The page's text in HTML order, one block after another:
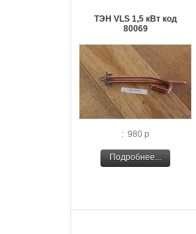
ТЭН VLS 1,5 кВт код
80069
: 980 р
Подробнее...